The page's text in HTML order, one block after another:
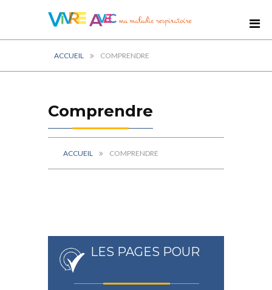
ACCUEIL COMPRENDRE
Comprendre
ACCUEIL COMPRENDRE
LES PAGES POUR